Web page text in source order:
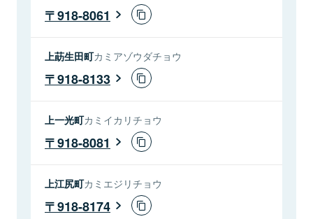
918-8061
上莇生田町カミアゾウダチョウ
918-8133
上一光町カミイカリチョウ
918-8081
上江尻町カミエジリチョウ
918-8174